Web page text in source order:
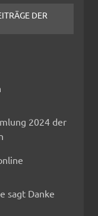
DER
2024 der
sagt Danke